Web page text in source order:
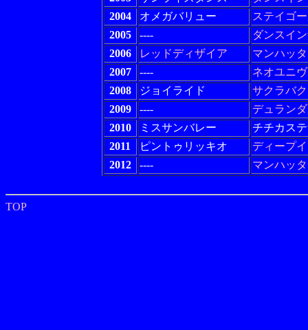
2004
オメガバリュー
ステイゴ
2005
----
ダンスイ
2006
レッドディザイア
マンハッ
2007
----
ネオユニ
2008
ジョイライド
サクラバ
2009
----
デュラン
2010
ミスサンバレー
チチカス
2011
ピントゥリッキオ
ディープ
2012
---- マンハッ
TOP